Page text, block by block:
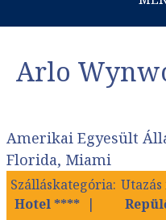
Arlo
Amerikai Egyesült
Florida, Miami
Szálláskategória:
Hotel ****